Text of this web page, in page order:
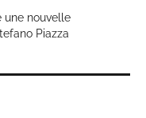
une nouvelle
Piazza